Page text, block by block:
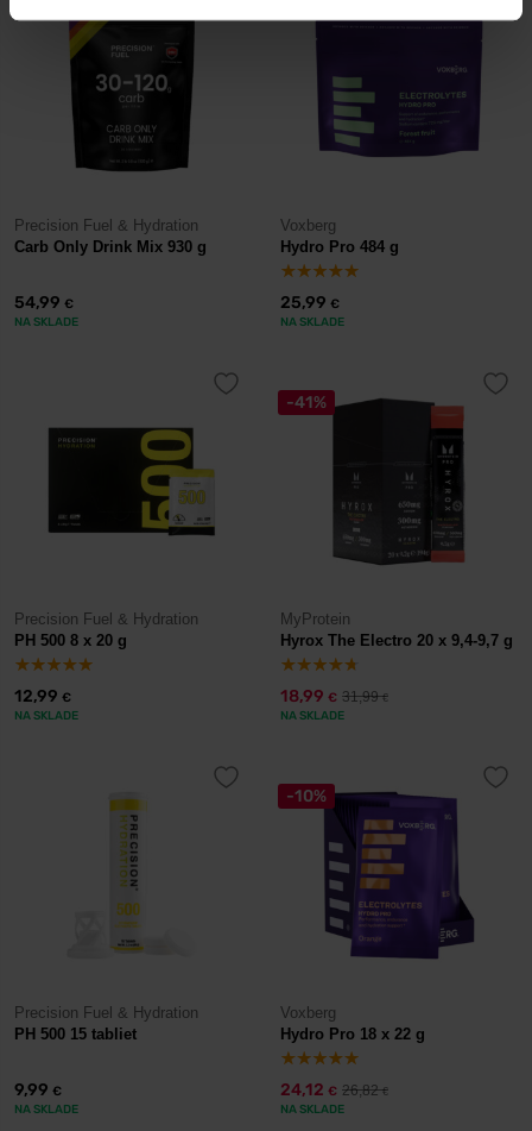
Precision Fuel & Hydration
Carb Only Drink Mix 930 g
54,99 €
NA SKLADE
Voxberg
Hydro Pro 484 g
25,99 €
NA SKLADE
Precision Fuel & Hydration
PH 500 8 x 20 g
12,99 €
NA SKLADE
-41%
MyProtein
Hyrox The Electro 20 x 9,4-9,7 g
18,99 € 31,99€
NA SKLADE
Precision Fuel & Hydration
PH 500 15 tabliet
9,99 €
NA SKLADE
-10%
Voxberg
Hydro Pro 18 x 22 g
24,12 € 26,82€
NA SKLADE